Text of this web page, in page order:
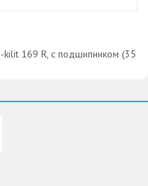
169 R, с подшипником (35